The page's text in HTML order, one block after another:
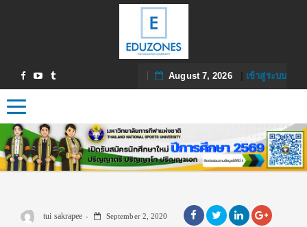
August 7, 2026| เข้าสู่ระบบ
Toggle navigation
tui sakrapee September 2, 2020